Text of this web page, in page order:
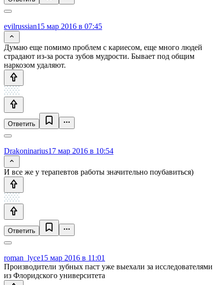
evilrussian15 мар 2016 в 07:45
Думаю еще помимо проблем с кариесом, еще много людей
страдают из-за роста зубов мудрости. Бывает под общим
наркозом удаляют.
Ответить
Drakoninarius17 мар 2016 в 10:54
И все же у терапевтов работы значительно поубавиться)
Ответить
roman_lyce15 мар 2016 в 11:01
Производители зубных паст уже выехали за исследователями
из Флоридского университета